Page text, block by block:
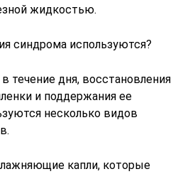
жидкостью.
синдрома используются?
течение дня, восстановления
и поддержания ее
несколько видов
капли, которые